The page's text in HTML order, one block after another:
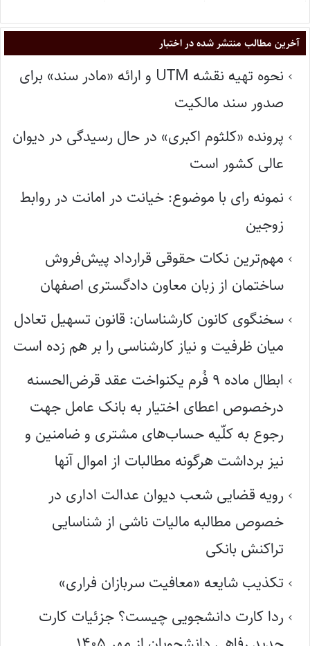
آخرین مطالب منتشر شده در اختبار
نحوه تهیه نقشه UTM و ارائه «مادر سند» برای
صدور سند مالکیت
پرونده «کلثوم اکبری» در حال رسیدگی در دیوان
عالی کشور است
نمونه رای با موضوع: خیانت در امانت در روابط
زوجین
مهم‌ترین نکات حقوقی قرارداد پیش‌فروش
ساختمان از زبان معاون دادگستری اصفهان
سخنگوی کانون کارشناسان: قانون تسهیل تعادل
میان ظرفیت و نیاز کارشناسی را بر هم زده است
ابطال ماده ۹ فُرم یکنواخت عقد قرض‌الحسنه
درخصوص اعطای اختیار به بانک عامل جهت
رجوع به کلّیه حساب‌های مشتری و ضامنین و
نیز برداشت هرگونه مطالبات از اموال آنها
رویه قضایی شعب دیوان عدالت اداری در
خصوص مطالبه مالیات ناشی از شناسایی
تراکنش بانکی
تکذیب شایعه «معافیت سربازان فراری»
ردا کارت دانشجویی چیست؟ جزئیات کارت